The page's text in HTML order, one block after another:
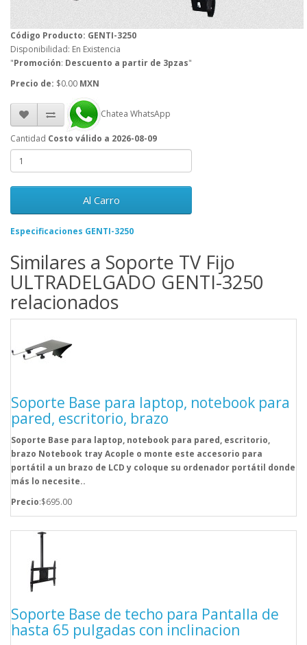
Código Producto: GENTI-3250
Disponibilidad: En Existencia
"Promoción: Descuento a partir de 3pzas"
Precio de: $0.00 MXN
Chatea WhatsApp
Cantidad Costo válido a 2026-08-09
Al Carro
Especificaciones GENTI-3250
Similares a Soporte TV Fijo
ULTRADELGADO GENTI-3250
relacionados
Soporte Base para laptop, notebook para
pared, escritorio, brazo
Soporte Base para laptop, notebook para pared, escritorio,
brazo Notebook tray Acople o monte este accesorio para
portátil a un brazo de LCD y coloque su ordenador portátil donde
más lo necesite..
Precio:$695.00
Soporte Base de techo para Pantalla de
hasta 65 pulgadas con inclinacion